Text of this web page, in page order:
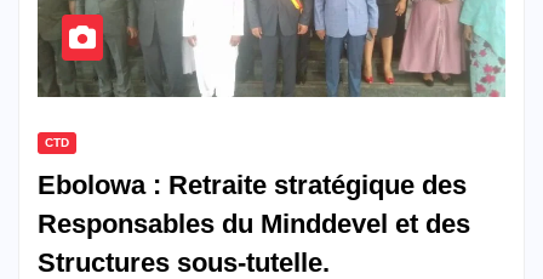
CTD
Ebolowa : Retraite stratégique des
Responsables du Minddevel et des
Structures sous-tutelle.